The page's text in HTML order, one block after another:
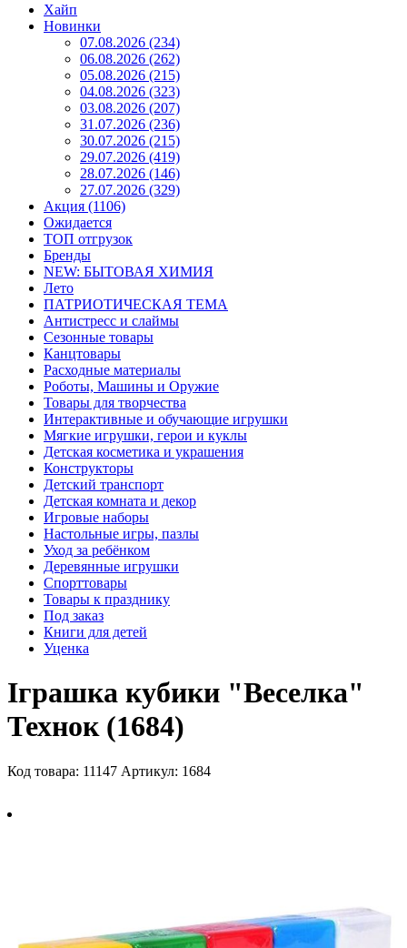
Хайп
Новинки
07.08.2026 (234)
06.08.2026 (262)
05.08.2026 (215)
04.08.2026 (323)
03.08.2026 (207)
31.07.2026 (236)
30.07.2026 (215)
29.07.2026 (419)
28.07.2026 (146)
27.07.2026 (329)
Акция (1106)
Ожидается
ТОП отгрузок
Бренды
NEW: БЫТОВАЯ ХИМИЯ
Лето
ПАТРИОТИЧЕСКАЯ ТЕМА
Антистресс и слаймы
Сезонные товары
Канцтовары
Расходные материалы
Роботы, Машины и Оружие
Товары для творчества
Интерактивные и обучающие игрушки
Мягкие игрушки, герои и куклы
Детская косметика и украшения
Конструкторы
Детский транспорт
Детская комната и декор
Игровые наборы
Настольные игры, пазлы
Уход за ребёнком
Деревянные игрушки
Спорттовары
Товары к празднику
Под заказ
Книги для детей
Уценка
Іграшка кубики "Веселка"
Технок (1684)
Код товара: 11147 Артикул: 1684